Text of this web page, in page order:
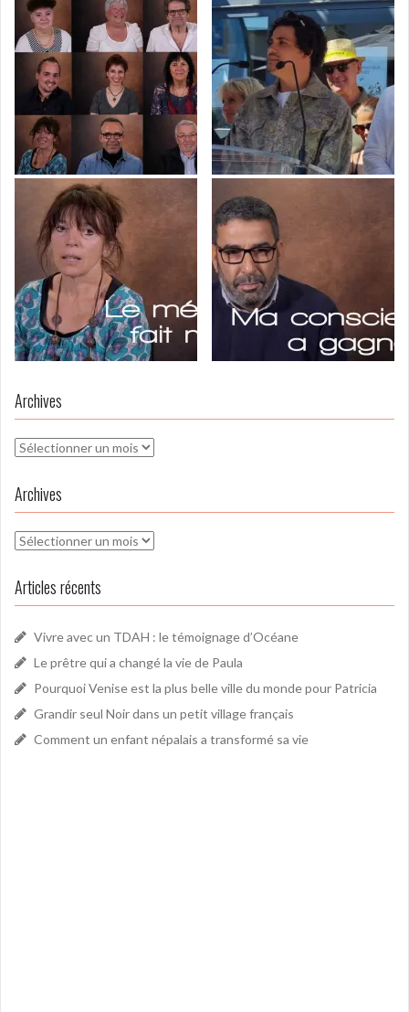
Archives
Archives
Archives
Archives
Articles récents
Vivre avec un TDAH : le témoignage d’Océane
Le prêtre qui a changé la vie de Paula
Pourquoi Venise est la plus belle ville du monde pour Patricia
Grandir seul Noir dans un petit village français
Comment un enfant népalais a transformé sa vie